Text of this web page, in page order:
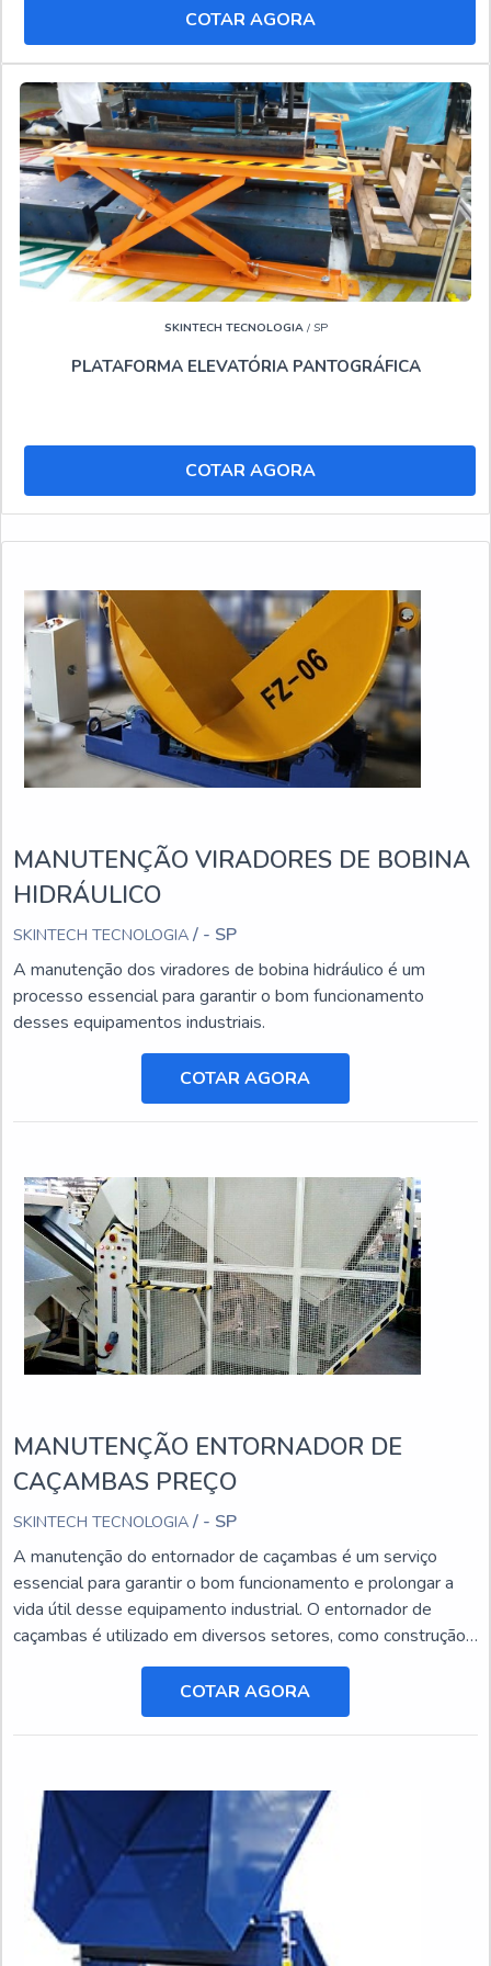
Locadora de plataforma elevatória
Locar plataformas aéreas
."
COTAR AGORA
SKINTECH TECNOLOGIA/ SP
PLATAFORMA ELEVATÓRIA PANTOGRÁFICA
COTAR AGORA
MANUTENÇÃO VIRADORES DE BOBINA
HIDRÁULICO
SKINTECH TECNOLOGIA / - SP
A manutenção dos viradores de bobina hidráulico é um
processo essencial para garantir o bom funcionamento
desses equipamentos industriais.
COTAR AGORA
MANUTENÇÃO ENTORNADOR DE
CAÇAMBAS PREÇO
SKINTECH TECNOLOGIA / - SP
A manutenção do entornador de caçambas é um serviço
essencial para garantir o bom funcionamento e prolongar a
vida útil desse equipamento industrial. O entornador de
caçambas é utilizado em diversos setores, como construção
civil, mineração e agricultura, e está sujeito a desgastes e
danos ao longo do tempo.COTAR AGORA